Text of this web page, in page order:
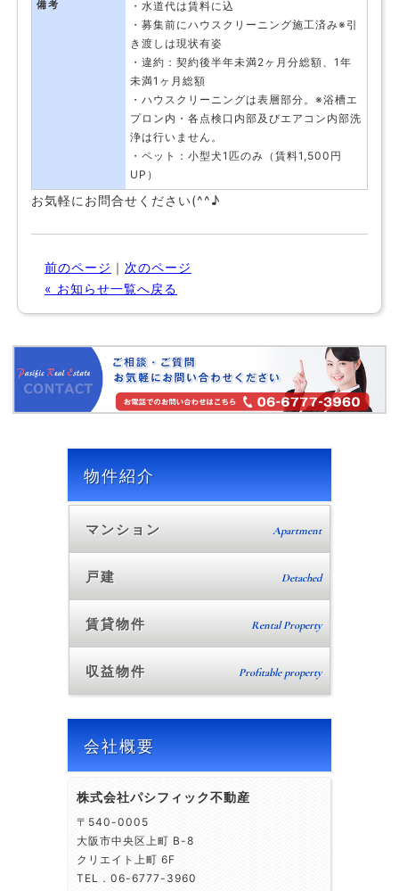
備考
・水道代は賃料に込
・募集前にハウスクリーニング施工済み※引
き渡しは現状有姿
・違約：契約後半年未満2ヶ月分総額、1年
未満1ヶ月総額
・ハウスクリーニングは表層部分。※浴槽エ
プロン内・各点検口内部及びエアコン内部洗
浄は行いません。
・ペット：小型犬1匹のみ（賃料1,500円
UP）
お気軽にお問合せください(^^♪
前のページ ｜ 次のページ
« お知らせ一覧へ戻る
物件紹介
マンション Apartment
戸建 Detached
賃貸物件 Rental Property
収益物件 Profitable property
会社概要
株式会社パシフィック不動産
〒540-0005
大阪市中央区上町 B-8
クリエイト上町 6F
TEL．06-6777-3960